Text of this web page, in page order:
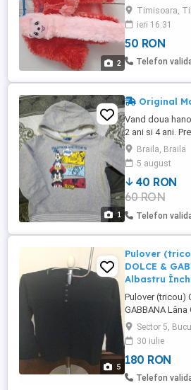
2
la alegere,sunt
Ron.Rog
Timisoara,
ieri 16:31
50 RON
Telefon
1
Original
Vand doua
2 ani si 4 ani.
transport
Braila, Braila
5 august
40 RON
60 RON
Telefon
5
Pulover
DOLCE &
Albastru
Pulover (tricou)
GABBANA Lâna
mărime 56.Ca
Sector 5,
30 iulie
180 RON
Telefon